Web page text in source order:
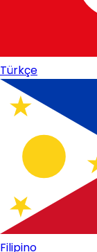
Türkçe
Filipino